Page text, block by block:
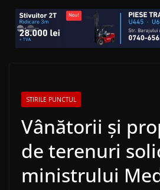
STIRILE PUNCTUL
Vânătorii şi
de terenuri
ministrului